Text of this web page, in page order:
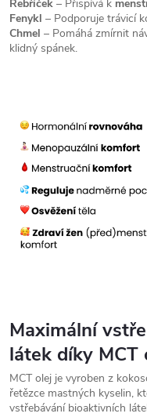
Řebříček – Přispívá k
Fenykl – Podporuje trávicí
Chmel – Pomáhá zmírnit
klidný spánek.
Maximální
látek díky MCT
MCT olej je vyroben z
řetězce mastných kyselin,
vstřebávání bioaktivních